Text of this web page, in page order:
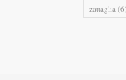
zattaglia (6)